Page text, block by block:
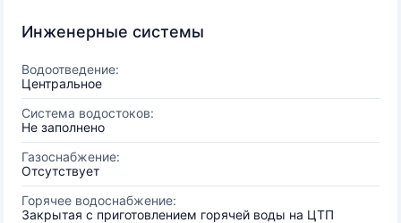
Инженерные системы
Водоотведение:
Центральное
Система водостоков:
Не заполнено
Газоснабжение:
Отсутствует
Горячее водоснабжение:
Закрытая с приготовлением горячей воды на ЦТП